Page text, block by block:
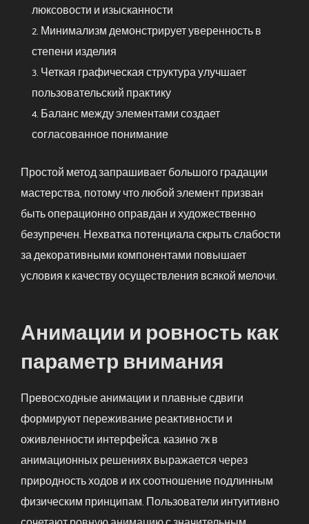
люксовости и изысканности
Минимализм демонстрирует уверенность в
степени изделия
Четкая графическая структура улучшает
пользовательский практику
Баланс между элементами создает
согласованное понимание
Простой метод запрашивает большого градации
мастерства, потому что любой элемент призван
быть операционно оправдан и художественно
безупречен. Нехватка потенциала скрыть слабости
за декоративными компонентами повышает
условия к качеству осуществления всякой мелочи.
Анимации и ровность как
параметр внимания
Превосходные анимации и плавные сдвиги
формируют переживание реактивности и
оживленности интерфейса. казино 7к в
анимационных решениях выражается через
природность ходов и их соотношение подлинным
физическим принципам. Пользователи интуитивно